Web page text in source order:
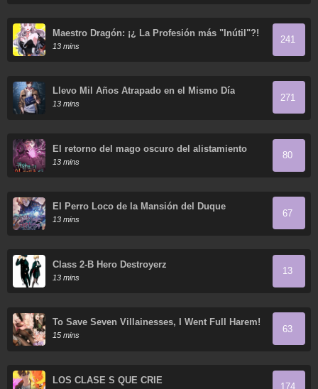
Maestro Dragón: ¡¿ La Profesión más "Inútil"?!
13 mins
241
Llevo Mil Años Atrapado en el Mismo Día
13 mins
271
El retorno del mago oscuro del alistamiento
13 mins
80
El Perro Loco de la Mansión del Duque
13 mins
67
Class 2-B Hero Destroyerz
13 mins
13
To Save Seven Villainesses, I Went Full Harem!
15 mins
63
LOS CLASE S QUE CRIÉ
174